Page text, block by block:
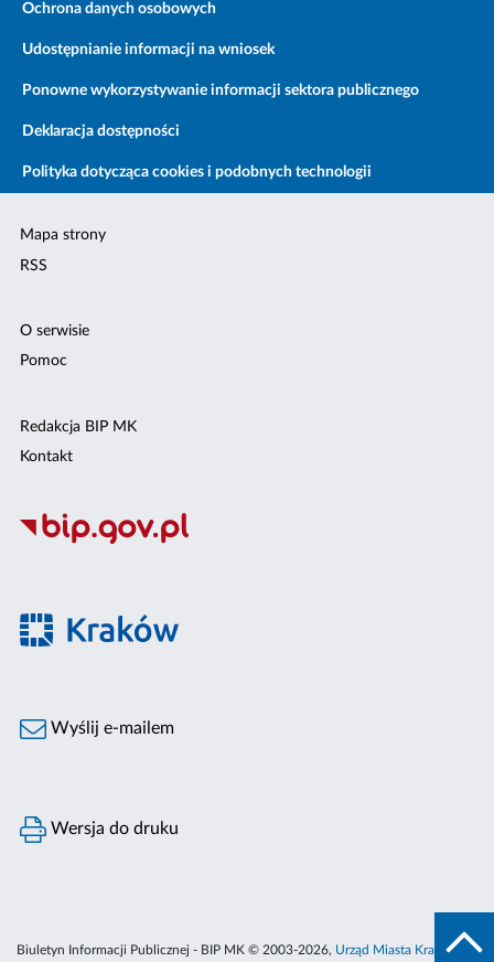
Ochrona danych osobowych
Udostępnianie informacji na wniosek
Ponowne wykorzystywanie informacji sektora publicznego
Deklaracja dostępności
Polityka dotycząca cookies i podobnych technologii
Mapa strony
RSS
O serwisie
Pomoc
Redakcja BIP MK
Kontakt
Wyślij e-mailem
Wersja do druku
Biuletyn Informacji Publicznej - BIP MK © 2003-2026, Urząd Miasta Krakowa